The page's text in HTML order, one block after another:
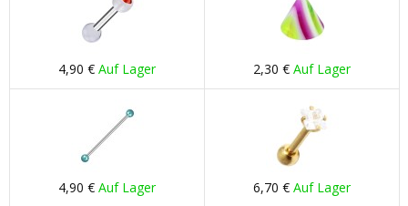
4,90 € Auf Lager 2,30 € Auf Lager
4,90 € Auf Lager 6,70 € Auf Lager